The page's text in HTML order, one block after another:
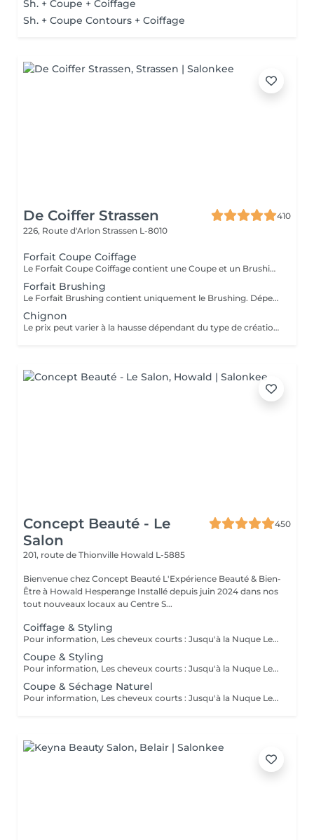
Sh. + Coupe + Coiffage
Sh. + Coupe Contours + Coiffage
De Coiffer Strassen
410
226, Route d'Arlon Strassen L-8010
Forfait Coupe Coiffage
Le Forfait Coupe Coiffage contient une Coupe et un Brushing. Dépendant de la longueur des cheveux, le prix peut varier. En cas de questions veuillez appeler au +352 26 31 07 11.
Forfait Brushing
Le Forfait Brushing contient uniquement le Brushing. Dépendant de la longueur des cheveux, le prix peut varier. En cas de questions veuillez appeler au +352 26 31 07 11.
Chignon
Le prix peut varier à la hausse dépendant du type de création finalement réalisée.
Concept Beauté - Le
Salon
450
201, route de Thionville Howald L-5885
Bienvenue chez Concept Beauté L'Expérience Beauté & Bien-
Être à Howald Hesperange Installé depuis juin 2024 dans nos
tout nouveaux locaux au Centre S...
Coiffage & Styling
Pour information, Les cheveux courts : Jusqu'à la Nuque Les cheveux mi-longs : Jusqu'à l'épaule Les cheveux longs : En dessous de l'épaule Un supplément sera demandé pour les cheveux très longs, (jusqu'au milieu du dos)
Coupe & Styling
Pour information, Les cheveux courts : Jusqu'à la Nuque Les cheveux mi-longs : Jusqu'à l'épaule Les cheveux longs : En dessous de l'épaule Un supplément sera demandé pour les cheveux très longs, (jusqu'au milieu du dos)
Coupe & Séchage Naturel
Pour information, Les cheveux courts : Jusqu'à la Nuque Les cheveux mi-longs : Jusqu'à l'épaule Les cheveux longs : En dessous de l'épaule Un supplément sera demandé pour les cheveux très long, (jusqu'au milieu du dos)